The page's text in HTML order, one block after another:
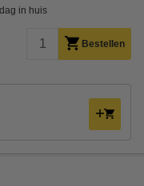
in huis
Bestellen